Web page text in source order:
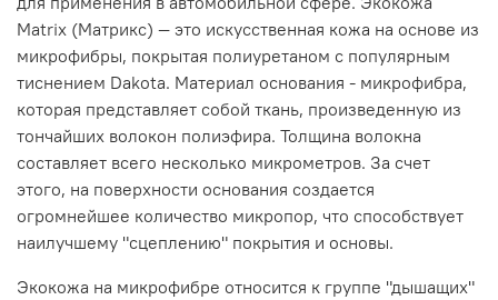
Matrix (Матрикс) — это искусственная кожа на основе из
микрофибры, покрытая полиуретаном с популярным
тиснением Dakota. Материал основания - микрофибра,
которая представляет собой ткань, произведенную из
тончайших волокон полиэфира. Толщина волокна
составляет всего несколько микрометров. За счет
этого, на поверхности основания создается
огромнейшее количество микропор, что способствует
наилучшему "сцеплению" покрытия и основы.
Экокожа на микрофибре относится к группе "дышащих"